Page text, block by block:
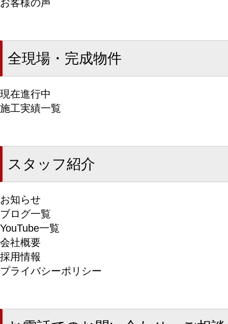
お客様の声
全現場・完成物件
現在進行中
施工実績一覧
スタッフ紹介
お知らせ
ブログ一覧
YouTube一覧
会社概要
採用情報
プライバシーポリシー